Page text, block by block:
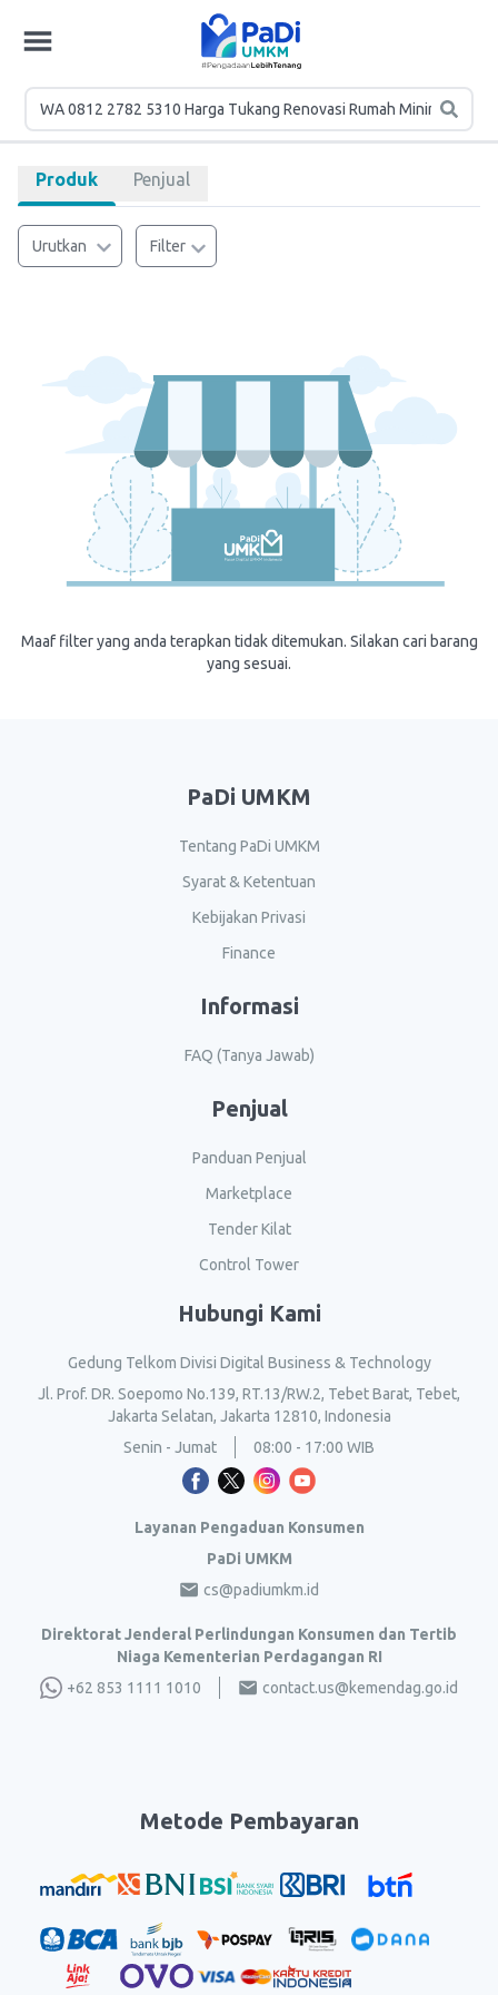
Produk Penjual
Urutkan Filter
Maaf filter yang anda terapkan tidak ditemukan. Silakan cari barang
yang sesuai.
PaDi UMKM
Tentang PaDi UMKM
Syarat & Ketentuan
Kebijakan Privasi
Finance
Informasi
FAQ (Tanya Jawab)
Penjual
Panduan Penjual
Marketplace
Tender Kilat
Control Tower
Hubungi Kami
Gedung Telkom Divisi Digital Business & Technology
Jl. Prof. DR. Soepomo No.139, RT.13/RW.2, Tebet Barat, Tebet,
Jakarta Selatan, Jakarta 12810, Indonesia
Senin - Jumat
08:00 - 17:00 WIB
Layanan Pengaduan Konsumen
PaDi UMKM
cs@padiumkm.id
Direktorat Jenderal Perlindungan Konsumen dan Tertib
Niaga Kementerian Perdagangan RI
+62 853 1111 1010
contact.us@kemendag.go.id
Metode Pembayaran